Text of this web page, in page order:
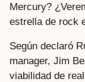
Mercury?
estrella de rock
Según declaró
manager, Jim
viabilidad de